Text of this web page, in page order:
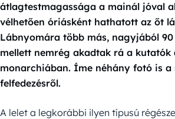
átlagtestmagassága a mainál jóval
vélhetően óriásként hathatott az őt
Lábnyomára több más, nagyjából 90
mellett nemrég akadtak rá a kutatók
monarchiában. Íme néhány fotó is a
felfedezésről.
A lelet a legkorábbi ilyen típusú